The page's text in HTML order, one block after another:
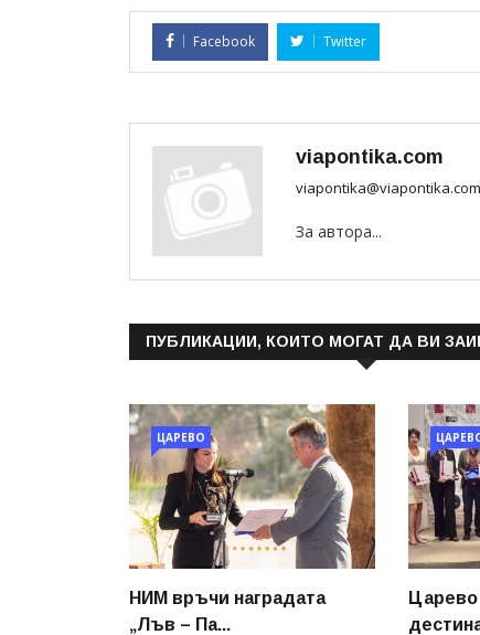
Facebook Twitter
viapontika.com
viapontika@viapontika.com
За автора...
ПУБЛИКАЦИИ, КОИТО МОГАТ ДА ВИ
ЦАРЕВО
НИМ връчи наградата
„Лъв – Па...
Царево